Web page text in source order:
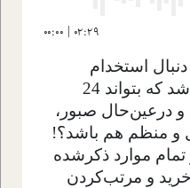
00:00 02:29
استخدام
کارمند خانمی پرانرژی باشد که بتواند 24
و درعین‌حال صبور،
و منظم هم باشد؟!
تمام موارد ذکرشده
خرید و مرتب‌کردن